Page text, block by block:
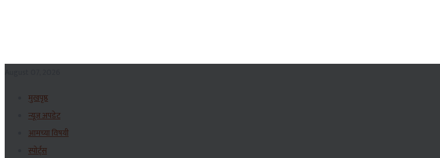
मुखपृष्ठ
न्यूज अपडेट
आमच्या विषयी
स्पोर्ट्स